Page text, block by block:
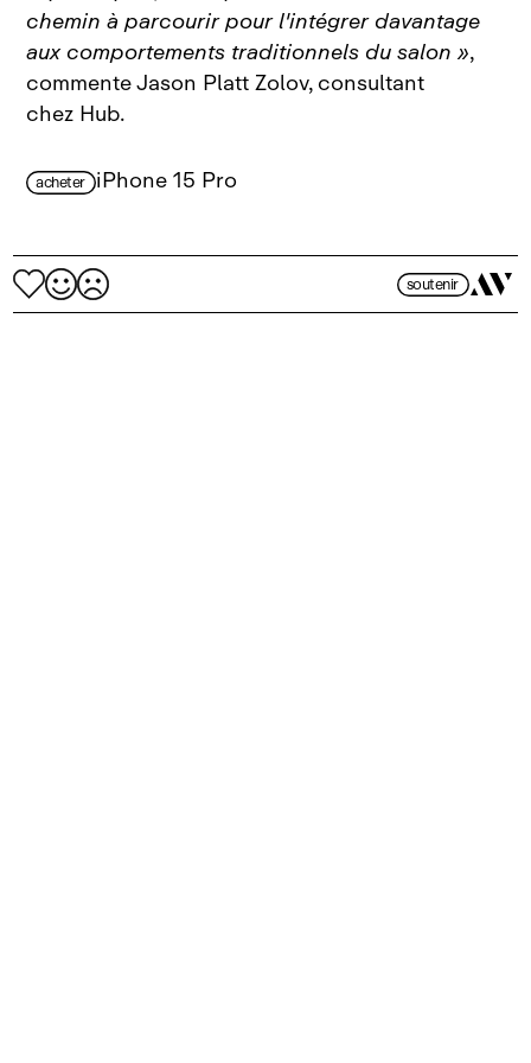
chemin à parcourir pour l'intégrer davantage
aux comportements traditionnels du salon »,
commente Jason Platt Zolov, consultant
chez Hub.
acheter iPhone 15 Pro
soutenir